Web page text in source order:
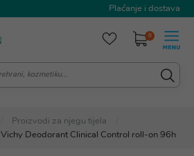
Plaćanje i dostava
0
Proizvodi za njegu tijela
Vichy Deodorant Clinical Control roll-on 96h